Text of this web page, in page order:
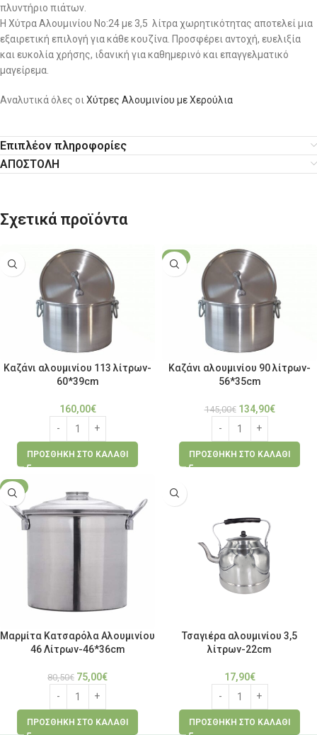
πλυντήριο πιάτων.
Η Χύτρα Αλουμινίου No:24 με 3,5 λίτρα χωρητικότητας αποτελεί μια
εξαιρετική επιλογή για κάθε κουζίνα. Προσφέρει αντοχή, ευελιξία
και ευκολία χρήσης, ιδανική για καθημερινό και επαγγελματικό
μαγείρεμα.
Αναλυτικά όλες οι Χύτρες Αλουμινίου με Χερούλια
Επιπλέον πληροφορίες
ΑΠΟΣΤΟΛΗ
Σχετικά προϊόντα
Καζάνι αλουμινίου 113 λίτρων-
60*39cm
160,00€
ΠΡΟΣΘΉΚΗ ΣΤΟ ΚΑΛΆΘΙ
-7%
Καζάνι αλουμινίου 90 λίτρων-
56*35cm
145,00€ 134,90€
ΠΡΟΣΘΉΚΗ ΣΤΟ ΚΑΛΆΘΙ
-7%
Μαρμίτα Κατσαρόλα Αλουμινίου
46 Λίτρων-46*36cm
80,50€ 75,00€
ΠΡΟΣΘΉΚΗ ΣΤΟ ΚΑΛΆΘΙ
Τσαγιέρα αλουμινίου 3,5
λίτρων-22cm
17,90€
ΠΡΟΣΘΉΚΗ ΣΤΟ ΚΑΛΆΘΙ